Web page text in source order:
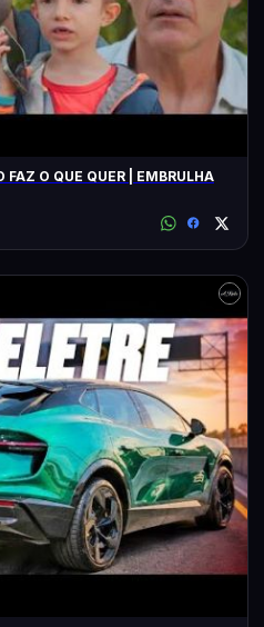
FAZ O QUE QUER | EMBRULHA